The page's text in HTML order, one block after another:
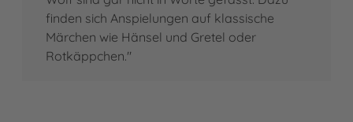
finden sich Anspielungen auf klassische
Märchen wie Hänsel und Gretel oder
Rotkäppchen."